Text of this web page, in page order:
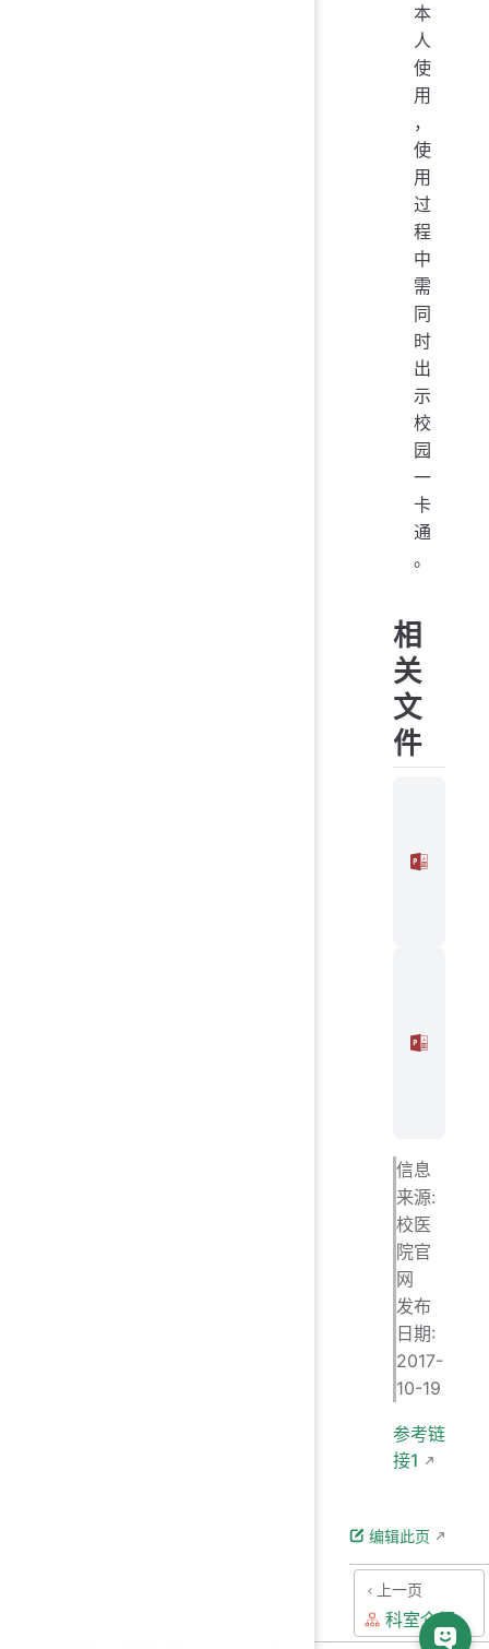
本
人
使
用
，
使
用
过
程
中
需
同
时
出
示
校
园
一
卡
通
。
相
关
文
件
信息
来源:
校医
院官
网
发布
日期:
2017-
10-19
参考链
接1
编辑此页
上一页
科室介绍